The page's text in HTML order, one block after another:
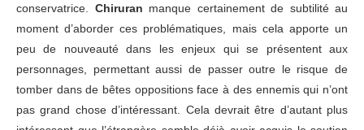
conservatrice. Chiruran manque certainement de subtilité au
moment d’aborder ces problématiques, mais cela apporte un
peu de nouveauté dans les enjeux qui se présentent aux
personnages, permettant aussi de passer outre le risque de
tomber dans de bêtes oppositions face à des ennemis qui n’ont
pas grand chose d’intéressant. Cela devrait être d’autant plus